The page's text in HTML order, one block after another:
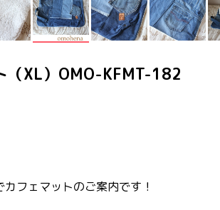
（XL）OMO-KFMT-182
フェマットのご案内です！